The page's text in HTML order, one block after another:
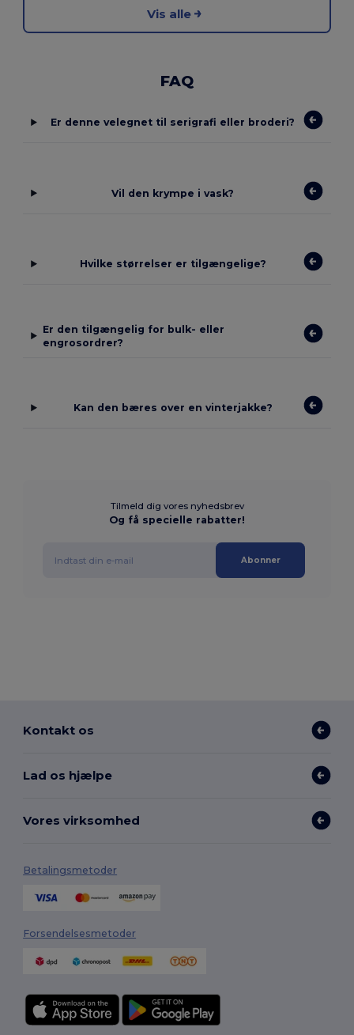
Vis alle
FAQ
Er denne velegnet til serigrafi eller broderi?
Vil den krympe i vask?
Hvilke størrelser er tilgængelige?
Er den tilgængelig for bulk- eller
engrosordrer?
Kan den bæres over en vinterjakke?
Tilmeld dig vores nyhedsbrev
Og få specielle rabatter!
Abonner
Kontakt os
Lad os hjælpe
Vores virksomhed
Betalingsmetoder
Forsendelsesmetoder